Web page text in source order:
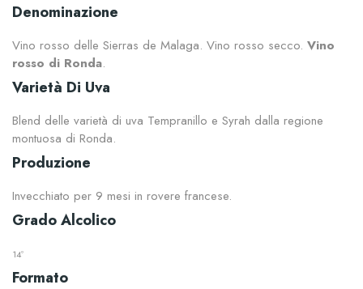
Denominazione
Vino rosso delle Sierras de Malaga. Vino rosso secco. Vino
rosso di Ronda.
Varietà Di Uva
Blend delle varietà di uva Tempranillo e Syrah dalla regione
montuosa di Ronda.
Produzione
Invecchiato per 9 mesi in rovere francese.
Grado Alcolico
14º
Formato